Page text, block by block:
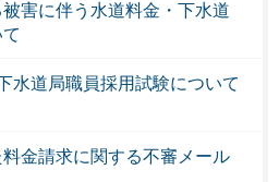
害に伴う水道料金・下水道
水道局職員採用試験について
料金請求に関する不審メール